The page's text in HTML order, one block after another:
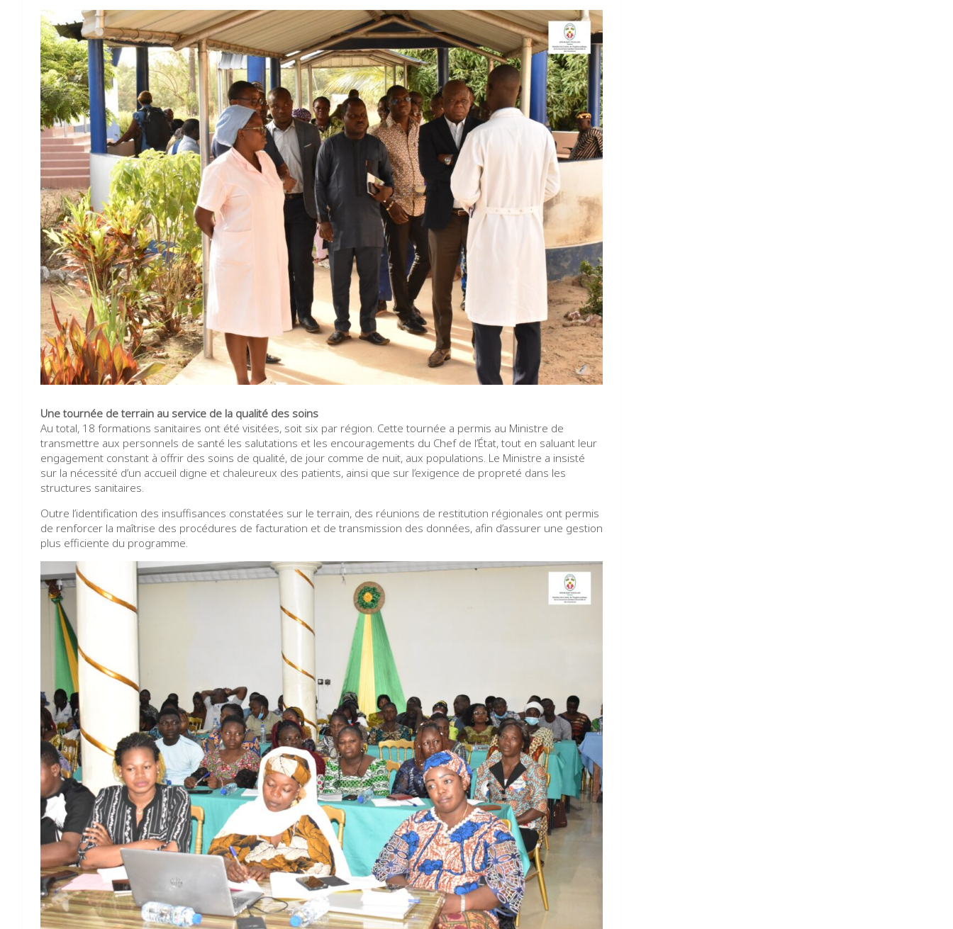
Une tournée de terrain au service de la qualité des soins
Au total, 18 formations sanitaires ont été visitées, soit six par région. Cette tournée a permis au Ministre de
transmettre aux personnels de santé les salutations et les encouragements du Chef de l’État, tout en saluant leur
engagement constant à offrir des soins de qualité, de jour comme de nuit, aux populations. Le Ministre a insisté
sur la nécessité d’un accueil digne et chaleureux des patients, ainsi que sur l’exigence de propreté dans les
structures sanitaires.
Outre l’identification des insuffisances constatées sur le terrain, des réunions de restitution régionales ont permis
de renforcer la maîtrise des procédures de facturation et de transmission des données, afin d’assurer une gestion
plus efficiente du programme.